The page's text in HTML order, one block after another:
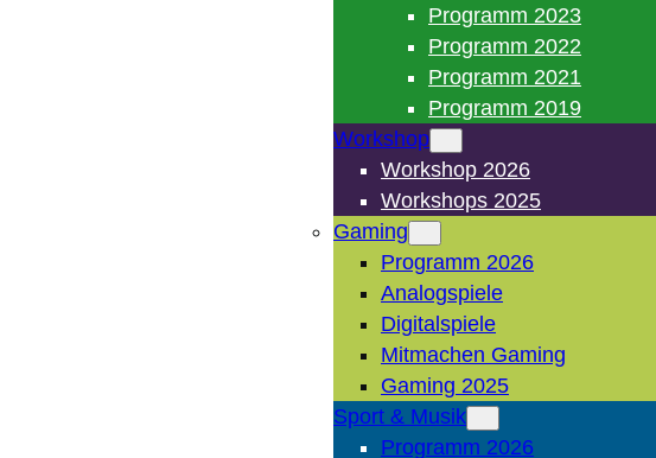
Programm 2023
Programm 2022
Programm 2021
Programm 2019
Workshop
Workshop 2026
Workshops 2025
Gaming
Programm 2026
Analogspiele
Digitalspiele
Mitmachen Gaming
Gaming 2025
Sport & Musik
Programm 2026